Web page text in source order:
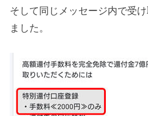
そして同じメッセージ内で受
ました。